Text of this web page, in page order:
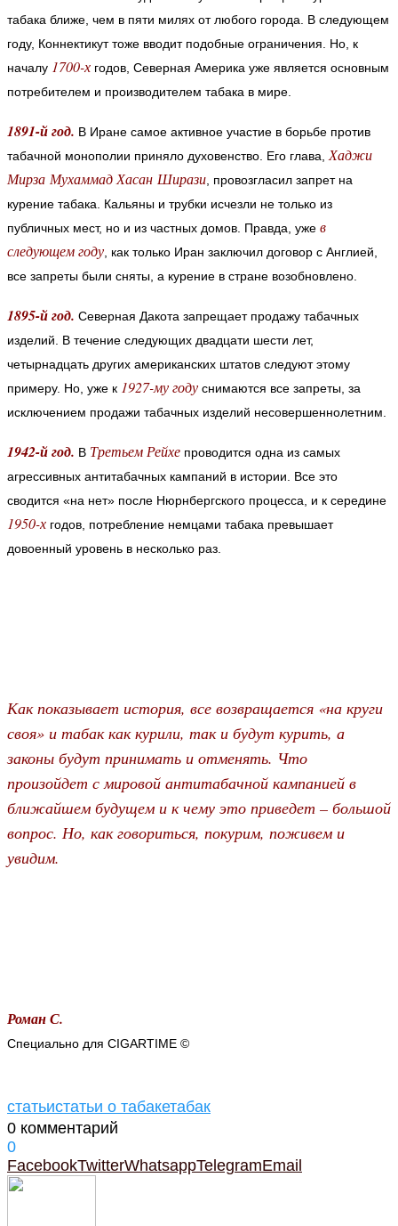
табака ближе, чем в пяти милях от любого города. В следующем
году, Коннектикут тоже вводит подобные ограничения. Но, к
началу 1700-х годов, Северная Америка уже является основным
потребителем и производителем табака в мире.
1891-й год. В Иране самое активное участие в борьбе против
табачной монополии приняло духовенство. Его глава, Хаджи
Мирза Мухаммад Хасан Ширази , провозгласил запрет на
курение табака. Кальяны и трубки исчезли не только из
публичных мест, но и из частных домов. Правда, уже в
следующем году , как только Иран заключил договор с Англией,
все запреты были сняты, а курение в стране возобновлено.
1895-й год. Северная Дакота запрещает продажу табачных
изделий. В течение следующих двадцати шести лет,
четырнадцать других американских штатов следуют этому
примеру. Но, уже к 1927-му году снимаются все запреты, за
исключением продажи табачных изделий несовершеннолетним.
1942-й год. В Третьем Рейхе проводится одна из самых
агрессивных антитабачных кампаний в истории. Все это
сводится «на нет» после Нюрнбергского процесса, и к середине
1950-х годов, потребление немцами табака превышает
довоенный уровень в несколько раз.
Как показывает история, все возвращается «на круги
своя» и табак как курили, так и будут курить, а
законы будут принимать и отменять. Что
произойдет с мировой антитабачной кампанией в
ближайшем будущем и к чему это приведет – большой
вопрос. Но, как говориться, покурим, поживем и
увидим.
Роман С.
Специально для CIGARTIME ©
статьистатьи о табакетабак
0 комментарий
0
FacebookTwitterWhatsappTelegramEmail